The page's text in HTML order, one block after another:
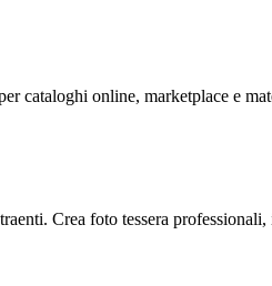
cataloghi online, marketplace e
Crea foto tessera